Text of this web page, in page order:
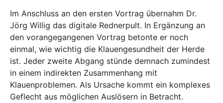
Im Anschluss an den ersten Vortrag übernahm Dr.
Jörg Willig das digitale Rednerpult. In Ergänzung an
den vorangegangenen Vortrag betonte er noch
einmal, wie wichtig die Klauengesundheit der Herde
ist. Jeder zweite Abgang stünde demnach zumindest
in einem indirekten Zusammenhang mit
Klauenproblemen. Als Ursache kommt ein komplexes
Geflecht aus möglichen Auslösern in Betracht.